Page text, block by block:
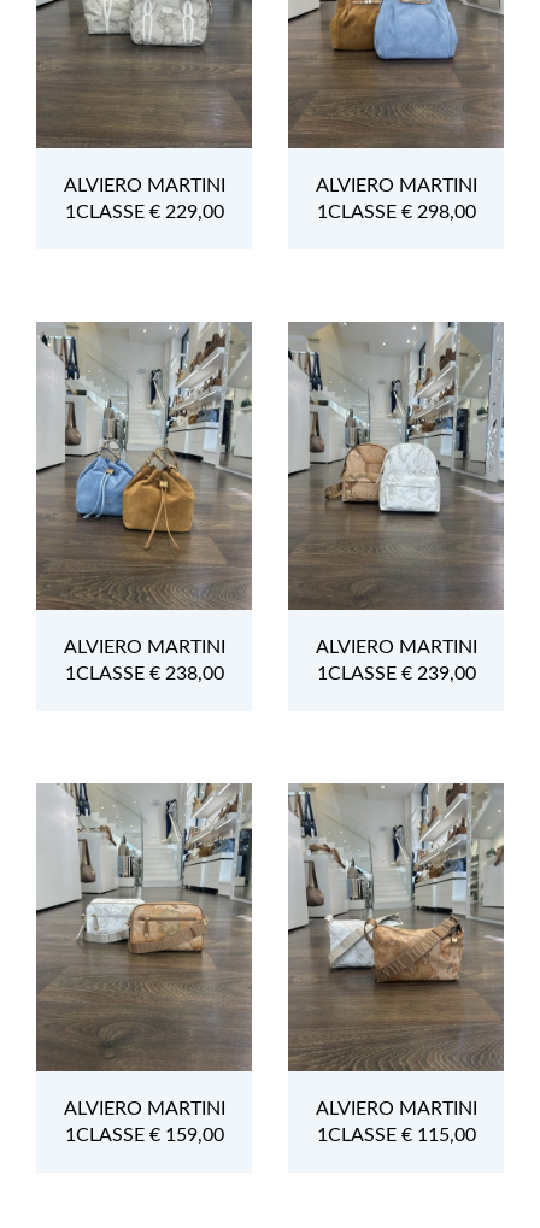
ALVIERO MARTINI
1CLASSE € 229,00
ALVIERO MARTINI
1CLASSE € 298,00
ALVIERO MARTINI
1CLASSE € 238,00
ALVIERO MARTINI
1CLASSE € 239,00
ALVIERO MARTINI
1CLASSE € 159,00
ALVIERO MARTINI
1CLASSE € 115,00